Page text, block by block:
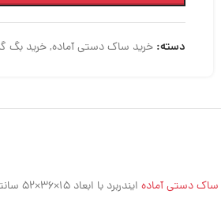
دسته: خرید ساک دستی آماده,خرید بگ
ساک دستی آماده